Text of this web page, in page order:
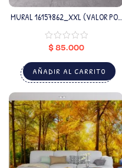
MURAL 16157862_XXL (VALOR POR
$85.000
AÑADIR AL CARRITO